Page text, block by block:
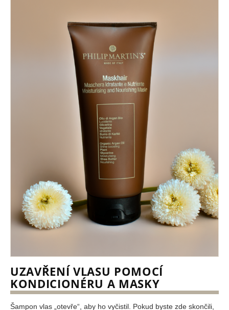
UZAVŘENÍ VLASU POMOCÍ
KONDICIONÉRU A MASKY
Šampon vlas „otevře“, aby ho vyčistil. Pokud byste zde skončili,